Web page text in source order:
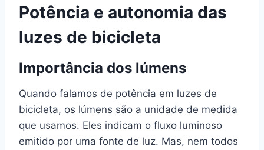
Potência e autonomia das
luzes de bicicleta
Importância dos lúmens
Quando falamos de potência em luzes de
bicicleta, os lúmens são a unidade de medida
que usamos. Eles indicam o fluxo luminoso
emitido por uma fonte de luz. Mas, nem todos